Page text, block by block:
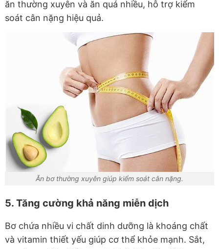
ăn thường xuyên và ăn quá nhiều, hỗ trợ kiểm
soát cân nặng hiệu quả.
Ăn bơ thường xuyên giúp kiểm soát cân nặng.
5. Tăng cường khả năng miễn dịch
Bơ chứa nhiều vi chất dinh dưỡng là khoáng chất
và vitamin thiết yếu giúp cơ thể khỏe mạnh. Sắt,